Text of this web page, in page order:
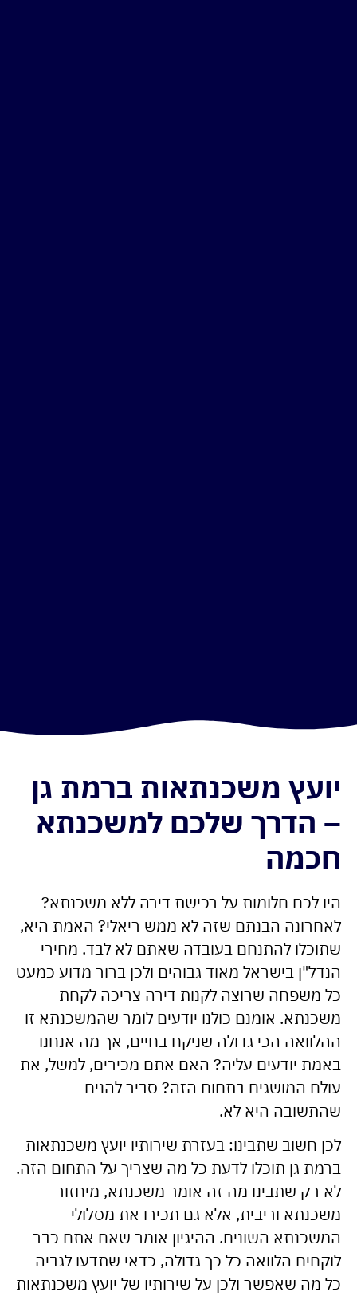
יועץ משכנתאות ברמת גן
– הדרך שלכם למשכנתא
חכמה
היו לכם חלומות על רכישת דירה ללא משכנתא?
לאחרונה הבנתם שזה לא ממש ריאלי? האמת היא,
שתוכלו להתנחם בעובדה שאתם לא לבד. מחירי
הנדל"ן בישראל מאוד גבוהים ולכן ברור מדוע כמעט
כל משפחה שרוצה לקנות דירה צריכה לקחת
משכנתא. אומנם כולנו יודעים לומר שהמשכנתא זו
ההלוואה הכי גדולה שניקח בחיים, אך מה אנחנו
באמת יודעים עליה? האם אתם מכירים, למשל, את
עולם המושגים בתחום הזה? סביר להניח
שהתשובה היא לא.
לכן חשוב שתבינו: בעזרת שירותיו יועץ משכנתאות
ברמת גן תוכלו לדעת כל מה שצריך על התחום הזה.
לא רק שתבינו מה זה אומר משכנתא, מיחזור
משכנתא וריבית, אלא גם תכירו את מסלולי
המשכנתא השונים. ההיגיון אומר שאם אתם כבר
לוקחים הלוואה כל כך גדולה, כדאי שתדעו לגביה
כל מה שאפשר ולכן על שירותיו של יועץ משכנתאות